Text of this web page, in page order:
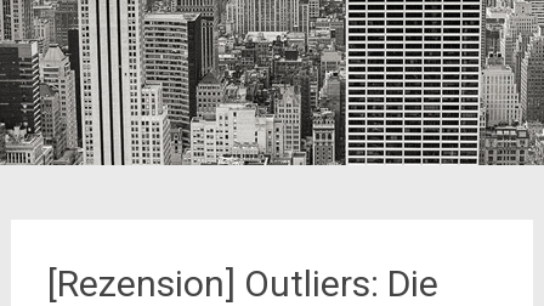
[Rezension] Outliers: Die